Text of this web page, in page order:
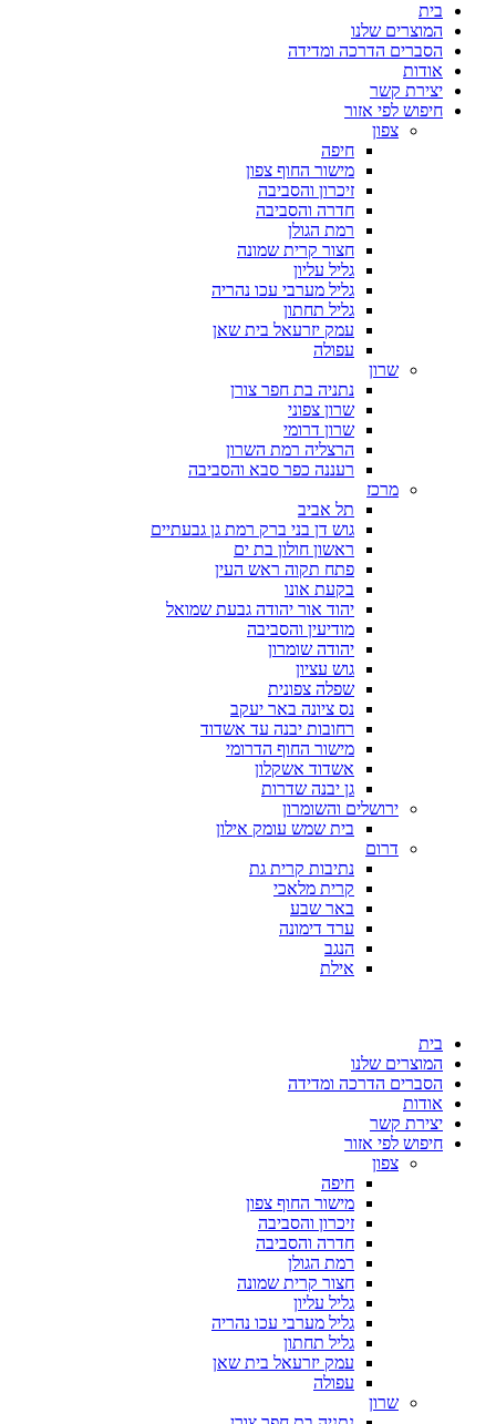
בית
המוצרים שלנו
הסברים הדרכה ומדידה
אודות
יצירת קשר
חיפוש לפי אזור
צפון
חיפה
מישור החוף צפון
זיכרון והסביבה
חדרה והסביבה
רמת הגולן
חצור קרית שמונה
גליל עליון
גליל מערבי עכו נהריה
גליל תחתון
עמק יזרעאל בית שאן
עפולה
שרון
נתניה בת חפר צורן
שרון צפוני
שרון דרומי
הרצליה רמת השרון
רעננה כפר סבא והסביבה
מרכז
תל אביב
גוש דן בני ברק רמת גן גבעתיים
ראשון חולון בת ים
פתח תקוה ראש העין
בקעת אונו
יהוד אור יהודה גבעת שמואל
מודיעין והסביבה
יהודה שומרון
גוש עציון
שפלה צפונית
נס ציונה באר יעקב
רחובות יבנה עד אשדוד
מישור החוף הדרומי
אשדוד אשקלון
גן יבנה שדרות
ירושלים והשומרון
בית שמש עומק אילון
דרום
נתיבות קרית גת
קרית מלאכי
באר שבע
ערד דימונה
הנגב
אילת
בית
המוצרים שלנו
הסברים הדרכה ומדידה
אודות
יצירת קשר
חיפוש לפי אזור
צפון
חיפה
מישור החוף צפון
זיכרון והסביבה
חדרה והסביבה
רמת הגולן
חצור קרית שמונה
גליל עליון
גליל מערבי עכו נהריה
גליל תחתון
עמק יזרעאל בית שאן
עפולה
שרון